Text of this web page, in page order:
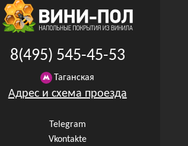
8(495) 545-45-53
Таганская
Адрес и схема проезда
Telegram
Vkontakte